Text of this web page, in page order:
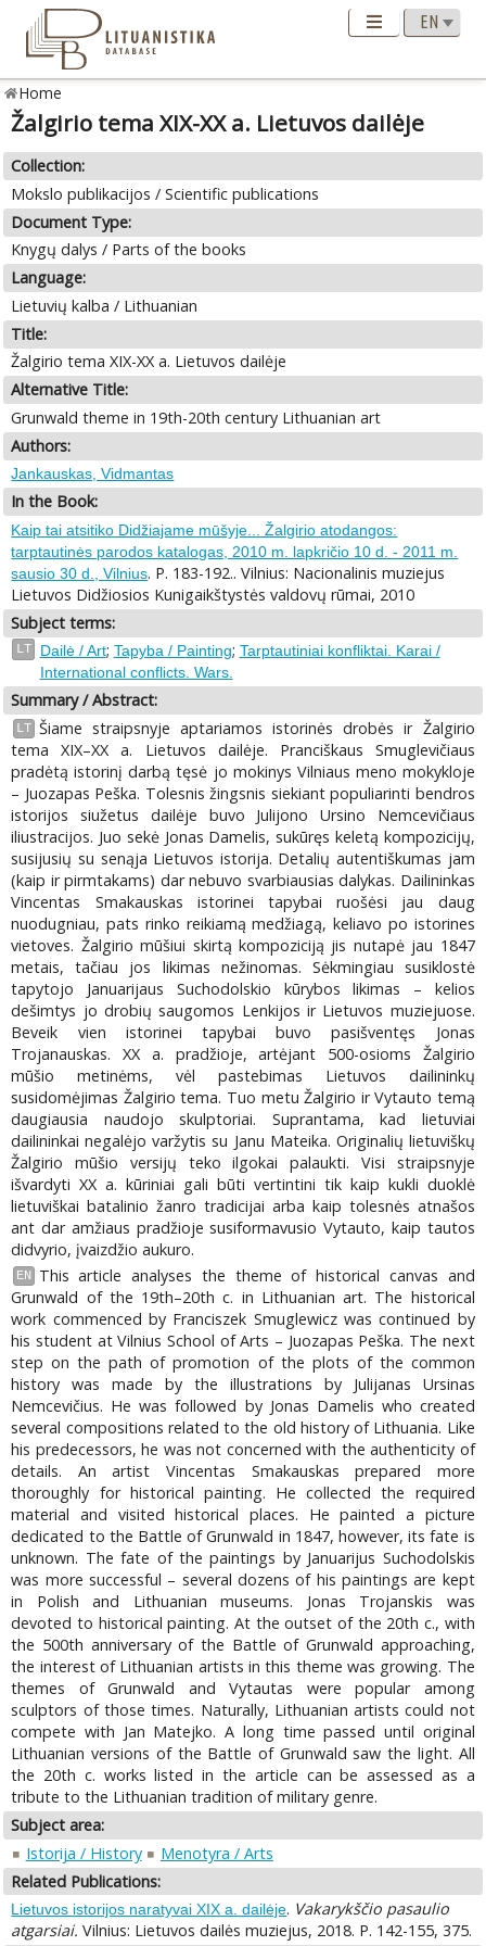
Home
Žalgirio tema XIX-ХХ а. Lietuvos dailėje
Collection:
Mokslo publikacijos / Scientific publications
Document Type:
Knygų dalys / Parts of the books
Language:
Lietuvių kalba / Lithuanian
Title:
Žalgirio tema XIX-ХХ а. Lietuvos dailėje
Alternative Title:
Grunwald theme in 19th-20th century Lithuanian art
Authors:
Jankauskas, Vidmantas
In the Book:
Kaip tai atsitiko Didžiajame mūšyje... Žalgirio atodangos:
tarptautinės parodos katalogas, 2010 m. lapkričio 10 d. - 2011 m.
sausio 30 d., Vilnius. P. 183-192.. Vilnius: Nacionalinis muziejus
Lietuvos Didžiosios Kunigaikštystės valdovų rūmai, 2010
Subject terms:
LT Dailė / Art; Tapyba / Painting; Tarptautiniai konfliktai. Karai /
International conflicts. Wars.
Summary / Abstract:
LT Šiame straipsnyje aptariamos istorinės drobės ir Žalgirio
tema XIX–XX a. Lietuvos dailėje. Pranciškaus Smuglevičiaus
pradėtą istorinį darbą tęsė jo mokinys Vilniaus meno mokykloje
– Juozapas Peška. Tolesnis žingsnis siekiant populiarinti bendros
istorijos siužetus dailėje buvo Julijono Ursino Nemcevičiaus
iliustracijos. Juo sekė Jonas Damelis, sukūręs keletą kompozicijų,
susijusių su senąja Lietuvos istorija. Detalių autentiškumas jam
(kaip ir pirmtakams) dar nebuvo svarbiausias dalykas. Dailininkas
Vincentas Smakauskas istorinei tapybai ruošėsi jau daug
nuodugniau, pats rinko reikiamą medžiagą, keliavo po istorines
vietoves. Žalgirio mūšiui skirtą kompoziciją jis nutapė jau 1847
metais, tačiau jos likimas nežinomas. Sėkmingiau susiklostė
tapytojo Januarijaus Suchodolskio kūrybos likimas – kelios
dešimtys jo drobių saugomos Lenkijos ir Lietuvos muziejuose.
Beveik vien istorinei tapybai buvo pasišventęs Jonas
Trojanauskas. XX a. pradžioje, artėjant 500-osioms Žalgirio
mūšio metinėms, vėl pastebimas Lietuvos dailininkų
susidomėjimas Žalgirio tema. Tuo metu Žalgirio ir Vytauto temą
daugiausia naudojo skulptoriai. Suprantama, kad lietuviai
dailininkai negalėjo varžytis su Janu Mateika. Originalių lietuviškų
Žalgirio mūšio versijų teko ilgokai palaukti. Visi straipsnyje
išvardyti XX a. kūriniai gali būti vertintini tik kaip kukli duoklė
lietuviškai batalinio žanro tradicijai arba kaip tolesnės atnašos
ant dar amžiaus pradžioje susiformavusio Vytauto, kaip tautos
didvyrio, įvaizdžio aukuro.
EN
This article analyses the theme of historical canvas and
Grunwald of the 19th–20th c. in Lithuanian art. The historical
work commenced by Franciszek Smuglewicz was continued by
his student at Vilnius School of Arts – Juozapas Peška. The next
step on the path of promotion of the plots of the common
history was made by the illustrations by Julijanas Ursinas
Nemcevičius. He was followed by Jonas Damelis who created
several compositions related to the old history of Lithuania. Like
his predecessors, he was not concerned with the authenticity of
details. An artist Vincentas Smakauskas prepared more
thoroughly for historical painting. He collected the required
material and visited historical places. He painted a picture
dedicated to the Battle of Grunwald in 1847, however, its fate is
unknown. The fate of the paintings by Januarijus Suchodolskis
was more successful – several dozens of his paintings are kept
in Polish and Lithuanian museums. Jonas Trojanskis was
devoted to historical painting. At the outset of the 20th c., with
the 500th anniversary of the Battle of Grunwald approaching,
the interest of Lithuanian artists in this theme was growing. The
themes of Grunwald and Vytautas were popular among
sculptors of those times. Naturally, Lithuanian artists could not
compete with Jan Matejko. A long time passed until original
Lithuanian versions of the Battle of Grunwald saw the light. All
the 20th c. works listed in the article can be assessed as a
tribute to the Lithuanian tradition of military genre.
Subject area:
Istorija / History
Menotyra / Arts
Related Publications:
Lietuvos istorijos naratyvai XIX a. dailėje. Vakarykščio pasaulio
atgarsiai. Vilnius: Lietuvos dailės muziejus, 2018. P. 142-155, 375.